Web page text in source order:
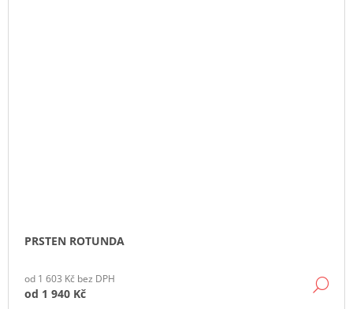
PRSTEN ROTUNDA
od 1 603 Kč bez DPH
od 1 940 Kč